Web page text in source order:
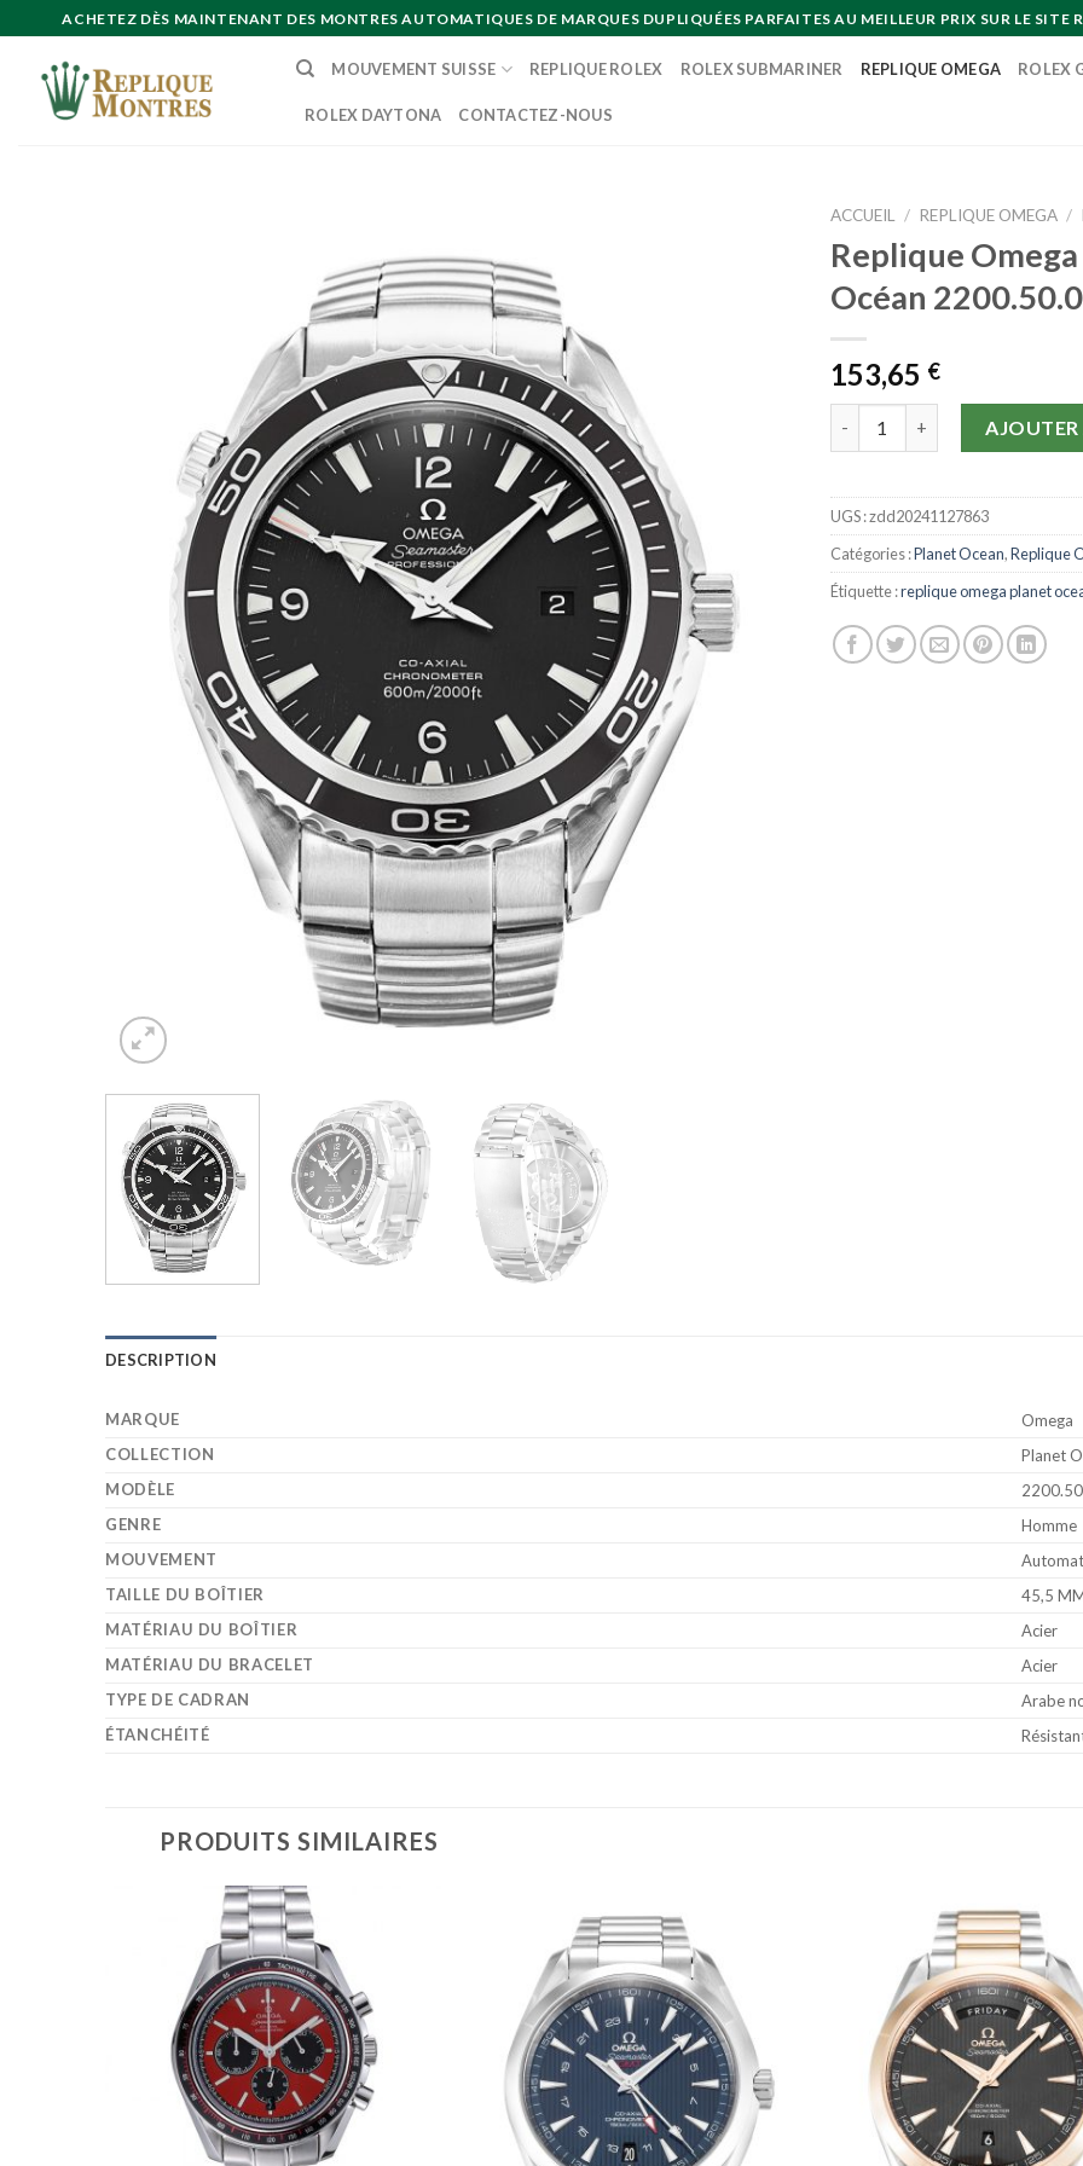
to
content
ACHETEZ DÈS MAINTENANT DES MONTRES AUTOMATIQUES DE MARQUES DUPLIQUÉES PARFAITES AU MEILLEUR PRIX SUR LE
MOUVEMENT SUISSE REPLIQUE ROLEX ROLEX SUBMARINER REPLIQUE OMEGA ROLEX
ROLEX DAYTONA CONTACTEZ-NOUS
ACCUEIL / REPLIQUE OMEGA /
Replique
Océan
153,65 €
AJOUTER
UGS :zdd20241127863
Catégories :Planet Ocean,Replique
Étiquette :replique omega planet
DESCRIPTION
MARQUE
Omega
COLLECTION
Planet
MODÈLE
GENRE
Homme
MOUVEMENT
TAILLE DU BOÎTIER
45,5
MATÉRIAU DU BOÎTIER
Acier
MATÉRIAU DU BRACELET
Acier
TYPE DE CADRAN
Arabe
ÉTANCHÉITÉ
PRODUITS SIMILAIRES